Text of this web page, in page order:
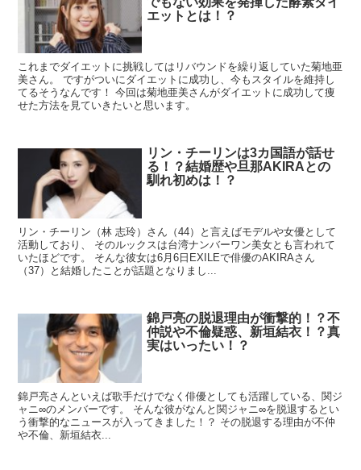
エットとは！？
これまでダイエットに挑戦してはリバウンドを繰り返していた菊地亜
美さん。 ですがついにダイエットに成功し、今もスタイルを維持し
てるそうなんです！ 今回は菊地亜美さんがダイエットに成功して痩
せた方法を見ていきたいと思います。
リン・チーリンは3カ国語が話せ
る！？結婚歴や旦那AKIRAとの
馴れ初めは！？
リン・チーリン（林 志玲）さん（44）と言えばモデルや女優として
活動しており、 そのルックスは台湾ナンバーワン美女とも言われて
いたほどです。 そんな彼女は6月6日EXILEで俳優のAKIRAさん
（37）と結婚したことが話題となりまし...
錦戸亮の脱退理由が衝撃的！？不
仲説や不倫疑惑、新垣結衣！？真
実はいったい！？
錦戸亮さんといえば歌手だけでなく俳優としても活躍している、関ジ
ャニ∞のメンバーです。 そんな彼がなんと関ジャニ∞を脱退するとい
う衝撃的なニュースが入ってきました！？ その脱退する理由が不仲
や不倫、新垣結衣...